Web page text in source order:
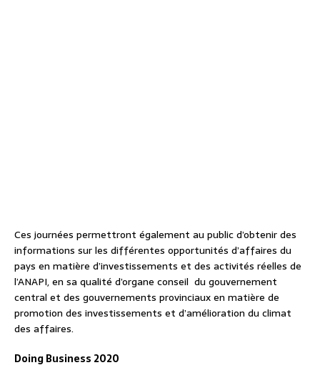
Ces journées permettront également au public d’obtenir des
informations sur les différentes opportunités d’affaires du
pays en matière d’investissements et des activités réelles de
l’ANAPI, en sa qualité d’organe conseil du gouvernement
central et des gouvernements provinciaux en matière de
promotion des investissements et d’amélioration du climat
des affaires.
Doing Business 2020